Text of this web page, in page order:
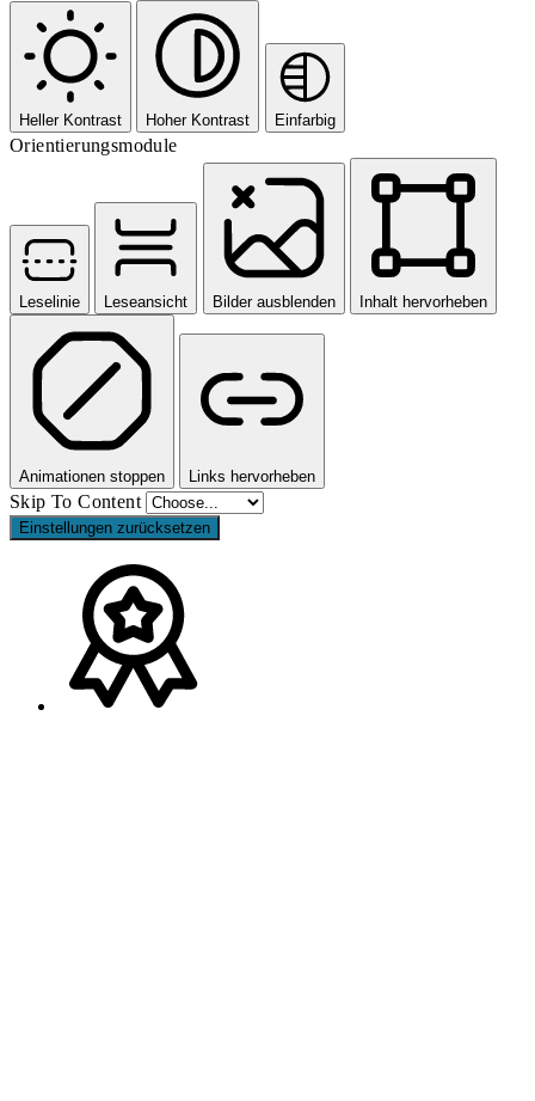
Heller Kontrast Hoher Kontrast Einfarbig
Orientierungsmodule
Leselinie Leseansicht Bilder ausblenden Inhalt hervorheben
Animationen stoppen Links hervorheben
Skip To Content
Einstellungen zurücksetzen